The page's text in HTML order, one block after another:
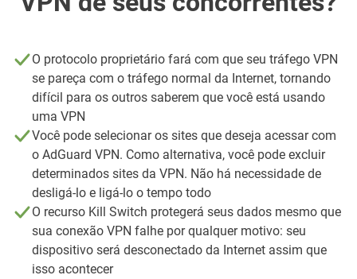
O protocolo proprietário fará com que seu tráfego VPN
se pareça com o tráfego normal da Internet, tornando
difícil para os outros saberem que você está usando
uma VPN
Você pode selecionar os sites que deseja acessar com
o AdGuard VPN. Como alternativa, você pode excluir
determinados sites da VPN. Não há necessidade de
desligá-lo e ligá-lo o tempo todo
O recurso Kill Switch protegerá seus dados mesmo que
sua conexão VPN falhe por qualquer motivo: seu
dispositivo será desconectado da Internet assim que
isso acontecer